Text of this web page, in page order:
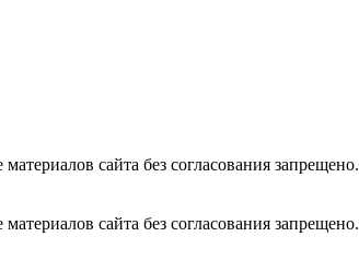
сайта без согласования запрещено.
сайта без согласования запрещено.